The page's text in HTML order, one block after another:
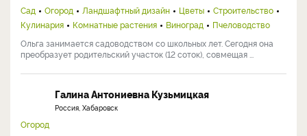
Сад Огород Ландшафтный дизайн Цветы
Строительство
Кулинария
Комнатные растения Виноград
Пчеловодство
Ольга занимается садоводством со школьных лет. Сегодня она
преобразует родительский участок (12 соток), совмещая ...
Галина Антониевна Кузьмицкая
Россия, Хабаровск
Огород